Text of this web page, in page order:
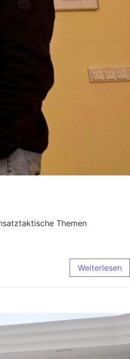
Themen
Weiterlesen